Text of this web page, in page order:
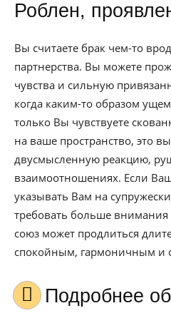
Роблен,
Вы считаете брак чем-то
партнерства. Вы можете
чувства и сильную
когда каким-то образом
только Вы чувствуете
на ваше пространство, это
двусмысленную реакцию,
взаимоотношениях. Если
указывать Вам на
требовать больше
союз может продлиться
спокойным, гармоничным и
Подробнее